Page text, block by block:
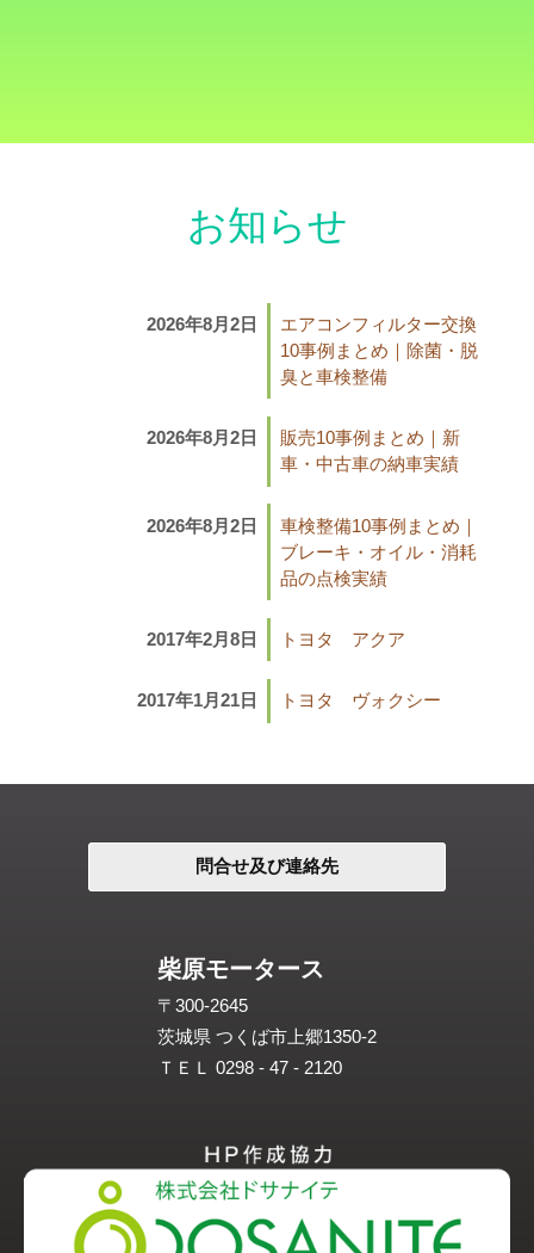
お知らせ
2026年8月2日
エアコンフィルター交換
10事例まとめ｜除菌・脱
臭と車検整備
2026年8月2日
販売10事例まとめ｜新
車・中古車の納車実績
2026年8月2日
車検整備10事例まとめ｜
ブレーキ・オイル・消耗
品の点検実績
2017年2月8日 トヨタ アクア
2017年1月21日 トヨタ ヴォクシー
問合せ及び連絡先
柴原モータース
〒300-2645
茨城県 つくば市上郷1350-2
ＴＥＬ 0298 - 47 - 2120